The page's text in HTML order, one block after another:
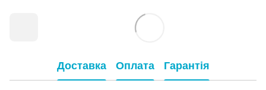
Доставка Оплата Гарантія